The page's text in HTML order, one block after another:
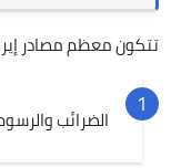
تتكون معظم مصادر
الضرائب